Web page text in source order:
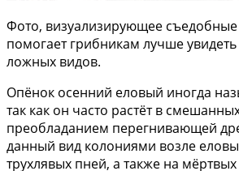
Фото, визуализирующее съедобные
помогает грибникам лучше
ложных видов.
Опёнок осенний еловый иногда
так как он часто растёт в
преобладанием перегнивающей
данный вид колониями возле
трухлявых пней, а также на мёртвых